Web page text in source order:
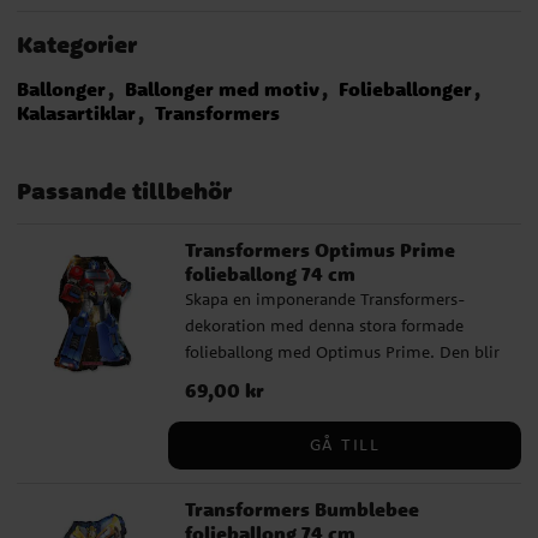
Kategorier
Ballonger Ballonger med motiv
Folieballonger
Kalasartiklar
Transformers
Passande tillbehör
Transformers Optimus Prime
folieballong 74 cm
Skapa en imponerande Transformers-
dekoration med denna stora formade
folieballong med Optimus Prime. Den blir
ett effektfullt blickfång på kalaset och
passar perfekt för barn som älskar action,
robotar och Transformers. Ballongen kan
fyllas med helium för att sväva eller med
dekoration. Den självslutande ventilen gör
Pris :69,00 kr
69,00 kr
GÅ TILL
Transformers Bumblebee